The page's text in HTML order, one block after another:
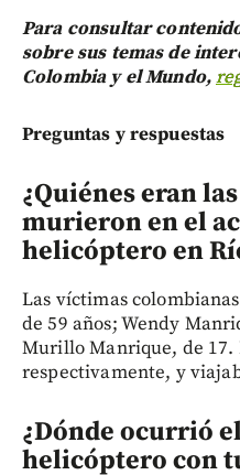
Para consultar
sobre sus temas de
Colombia y el Mundo,
Preguntas y respuestas
¿Quiénes eran
murieron en el
helicóptero en
Las víctimas
de 59 años; Wendy
Murillo Manrique, de 17.
respectivamente, y
¿Dónde ocurrió
helicóptero con